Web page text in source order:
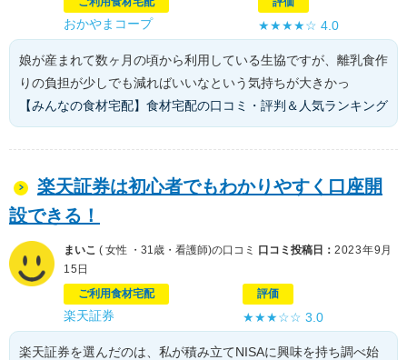
おかやまコープ ★★★★☆4.0
娘が産まれて数ヶ月の頃から利用している生協ですが、離乳食作
りの負担が少しでも減ればいいなという気持ちが大きかっ
【みんなの食材宅配】食材宅配の口コミ・評判＆人気ランキング
楽天証券は初心者でもわかりやすく口座開
設できる！
まいこ ( 女性 ・31歳・看護師)の口コミ 口コミ投稿日： 2023年9月
15日
ご利用食材宅配
楽天証券
評価
★★★☆☆3.0
楽天証券を選んだのは、私が積み立てNISAに興味を持ち調べ始